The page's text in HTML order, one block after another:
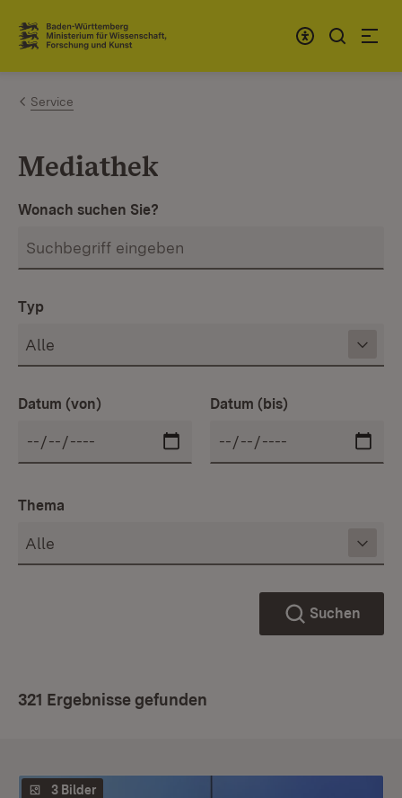
Zum Inhalt springen
Link zur Startseite
Service
Mediathek
Wonach suchen Sie?
Typ
Datum (von) Datum (bis)
Thema
Suchen
321 Ergebnisse gefunden
3 Bilder